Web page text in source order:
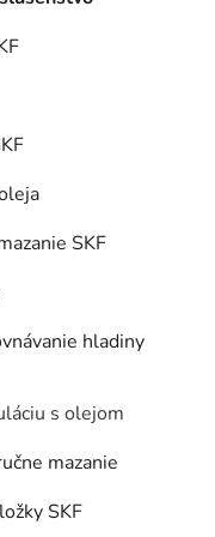
SKF
hladiny
s olejom
mazanie
SKF